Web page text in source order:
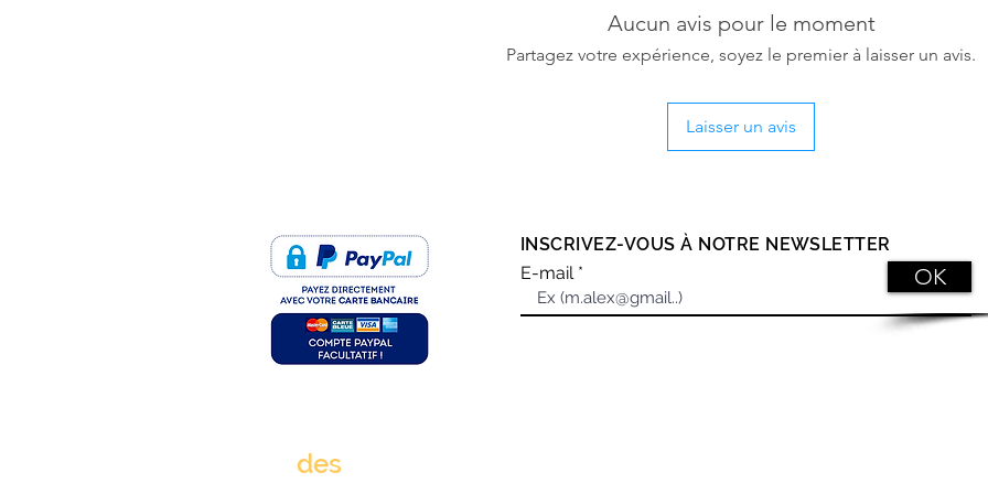
Aucun avis pour le moment
Partagez votre expérience, soyez le premier à laisser un avis.
Laisser un avis
INSCRIVEZ-VOUS À NOTRE NEWSLETTER
E-mail
OK
des